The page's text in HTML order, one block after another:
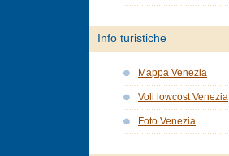
Info turistiche
Mappa Venezia
Voli lowcost Venezia
Foto Venezia